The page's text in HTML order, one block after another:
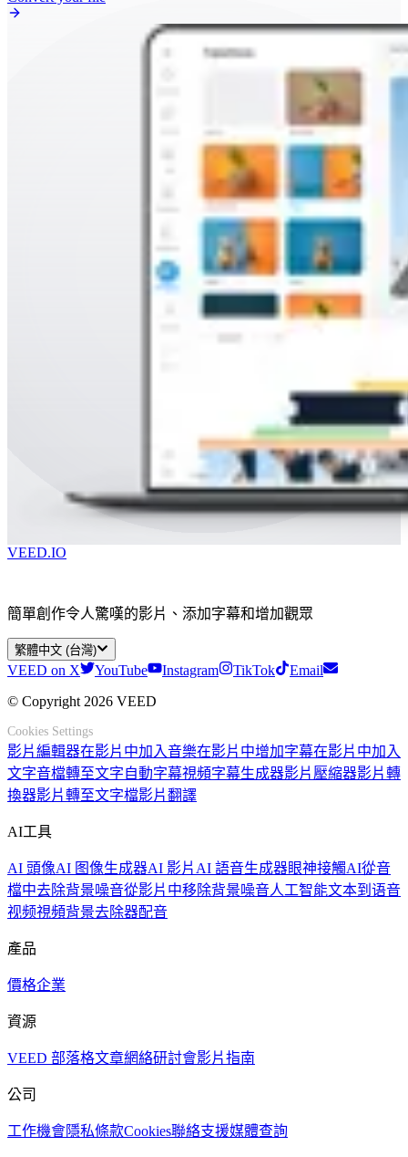
VEED.IO
簡單創作令人驚嘆的影片、添加字幕和增加觀眾
繁體中文 (台灣)
VEED on X YouTube Instagram TikTok
Email
© Copyright 2026 VEED
Cookies Settings
影片編輯器在影片中加入音樂在影片中增加字幕在影片中加入
文字音檔轉至文字自動字幕視頻字幕生成器影片壓縮器影片轉
換器影片轉至文字檔影片翻譯
AI工具
AI 頭像AI 图像生成器AI 影片AI 語音生成器眼神接觸AI從音
檔中去除背景噪音從影片中移除背景噪音人工智能文本到语音
视频視頻背景去除器配音
產品
價格企業
資源
VEED 部落格文章網絡研討會影片指南
公司
工作機會隱私條款Cookies聯絡支援媒體查詢